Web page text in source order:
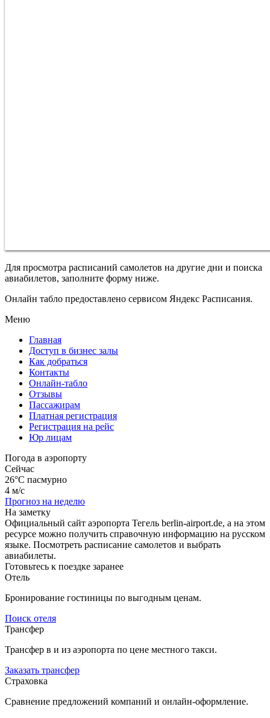
Для просмотра расписаний самолетов на другие дни и поиска
авиабилетов, заполните форму ниже.
Онлайн табло предоставлено сервисом Яндекс Расписания.
Меню
Главная
Доступ в бизнес залы
Как добраться
Контакты
Онлайн-табло
Отзывы
Пассажирам
Платная регистрация
Регистрация на рейс
Юр лицам
Погода в аэропорту
Сейчас
26°C пасмурно
4 м/с
Прогноз на неделю
На заметку
Официальный сайт аэропорта Тегель berlin-airport.de, а на этом
ресурсе можно получить справочную информацию на русском
языке. Посмотреть расписание самолетов и выбрать
авиабилеты.
Готовьтесь к поездке заранее
Отель
Бронирование гостиницы по выгодным ценам.
Поиск отеля
Трансфер
Трансфер в и из аэропорта по цене местного такси.
Заказать трансфер
Страховка
Сравнение предложений компаний и онлайн-оформление.